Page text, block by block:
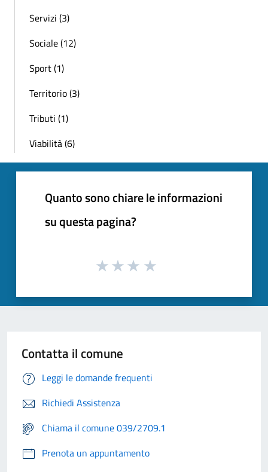
Servizi (3)
Sociale (12)
Sport (1)
Territorio (3)
Tributi (1)
Viabilità (6)
Quanto sono chiare le informazioni
su questa pagina?
Contatta il comune
Leggi le domande frequenti
Richiedi Assistenza
Chiama il comune 039/2709.1
Prenota un appuntamento